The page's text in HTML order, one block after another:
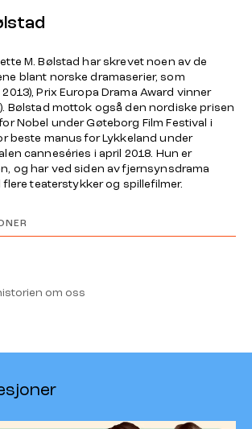
M. Bølstad har skrevet noen av de
blant norske dramaserier, som
2013), Prix Europa Drama Award vinner
Bølstad mottok også den nordiske prisen
Nobel under Gøteborg Film Festival i
beste manus forLykkeland under
canneséries i april 2018. Hun er
og har ved siden av fjernsynsdrama
teaterstykker og spillefilmer.
om oss